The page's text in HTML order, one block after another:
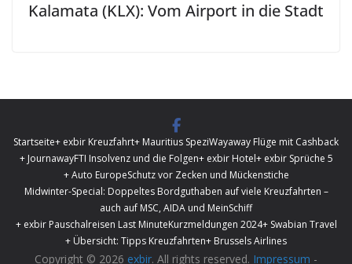
Kalamata (KLX): Vom Airport in die Stadt
Startseite+ exbir Kreuzfahrt+ Mauritius SpeziWayaway Flüge mit Cashback
+ JournawayFTI Insolvenz und die Folgen+ exbir Hotel+ exbir Sprüche 5
+ Auto EuropeSchutz vor Zecken und Mückenstiche
Midwinter-Special: Doppeltes Bordguthaben auf viele Kreuzfahrten –
auch auf MSC, AIDA und MeinSchiff
+ exbir Pauschalreisen Last MinuteKurzmeldungen 2024+ Swabian Travel
+ Übersicht: Tipps Kreuzfahrten+ Brussels Airlines
Copyright © 2026 exbir. All rights reserved. Impressum -